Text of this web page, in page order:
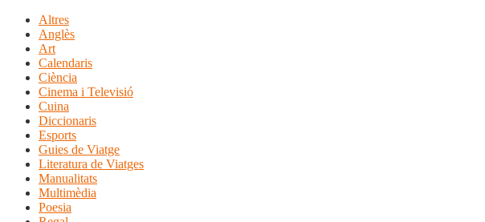
Altres
Anglès
Art
Calendaris
Ciència
Cinema i Televisió
Cuina
Diccionaris
Esports
Guies de Viatge
Literatura de Viatges
Manualitats
Multimèdia
Poesia